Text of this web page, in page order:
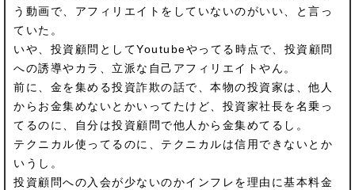
う動画で、アフィリエイトをしていないのがいい、と言っ
ていた。
いや、投資顧問としてYoutubeやってる時点で、投資顧問
への誘導やカラ、立派な自己アフィリエイトやん。
前に、金を集める投資詐欺の話で、本物の投資家は、他人
からお金集めないとかいってたけど、投資家社長を名乗っ
てるのに、自分は投資顧問で他人から金集めてるし。
テクニカル使ってるのに、テクニカルは信用できないとか
いうし。
投資顧問への入会が少ないのかインフレを理由に基本料金